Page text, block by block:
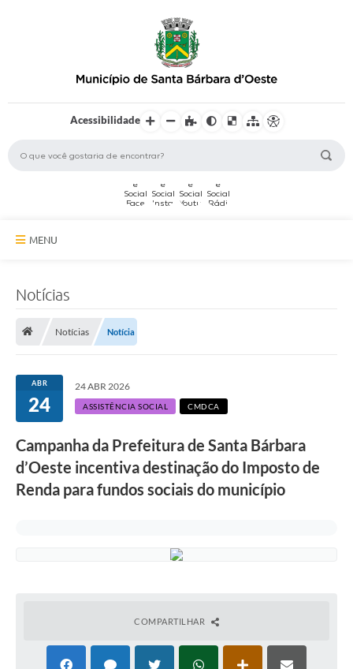
Acessibilidade
MENU
Serviços Online
Transparência
Legislação
Covid-19
Certidão Negativa de Empresa
Notícias
Notícias Notícia
ABR
24
24 ABR 2026
ASSISTÊNCIA SOCIAL CMDCA
Campanha da Prefeitura de Santa Bárbara
d’Oeste incentiva destinação do Imposto de
Renda para fundos sociais do município
COMPARTILHAR